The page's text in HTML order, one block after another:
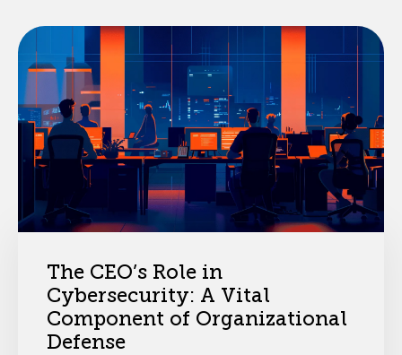
The CEO’s Role in
Cybersecurity: A Vital
Component of Organizational
Defense